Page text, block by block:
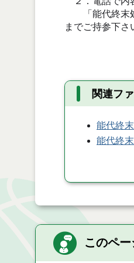
「能代終末処
までご持参下さ
関連フ
能代終
能代終
このペ